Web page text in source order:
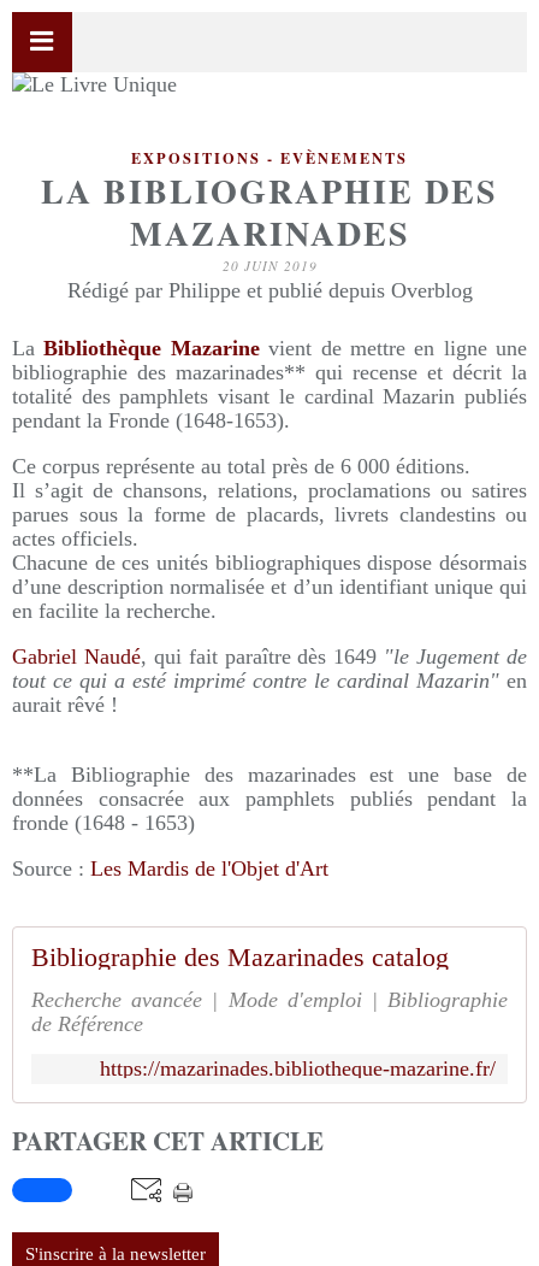
EXPOSITIONS - EVÈNEMENTS
LA BIBLIOGRAPHIE DES
MAZARINADES
20 JUIN 2019
Rédigé par Philippe et publié depuis Overblog
LaBibliothèque Mazarinevient de mettre en ligne une
bibliographie des mazarinades** qui recense et décrit la
totalité des pamphlets visant le cardinal Mazarin publiés
pendant la Fronde (1648-1653).
Ce corpus représente au total près de 6 000 éditions.
Il s’agit de chansons, relations, proclamations ou satires
parues sous la forme de placards, livrets clandestins ou
actes officiels.
Chacune de ces unités bibliographiques dispose désormais
d’une description normalisée et d’un identifiant unique qui
en facilite la recherche.
Gabriel Naudé, qui fait paraître dès 1649 "le Jugement de
tout ce qui a esté imprimé contre le cardinal Mazarin" en
aurait rêvé !
**La Bibliographie des mazarinades est une base de
données consacrée aux pamphlets publiés pendant la
fronde (1648 - 1653)
Source : Les Mardis de l'Objet d'Art
Bibliographie des Mazarinades catalog
Recherche avancée | Mode d'emploi | Bibliographie
de Référence
https://mazarinades.bibliotheque-mazarine.fr/
PARTAGER CET ARTICLE
S'inscrire à la newsletter